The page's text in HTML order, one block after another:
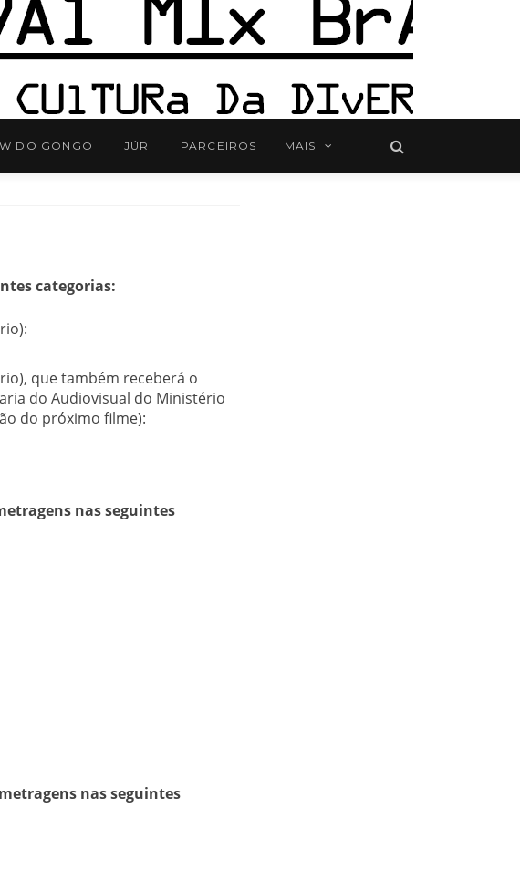
DO GONGO JÚRI PARCEIROS MAIS
categorias:
que também receberá o
do Audiovisual do Ministério
do próximo filme):
nas seguintes
nas seguintes